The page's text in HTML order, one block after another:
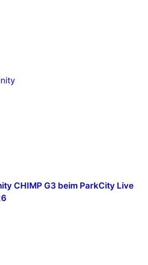
CHIMP G3 beim ParkCity Live